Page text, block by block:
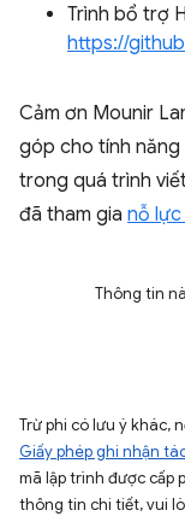
Trình bổ trợ
https://
Cảm ơn Mounir
góp cho tính
trong quá trình
đã tham gia nỗ lực
Thông tin
Trừ phi có lưu ý khác,
Giấy phép ghi nhận
mã lập trình được cấp
thông tin chi tiết, vui